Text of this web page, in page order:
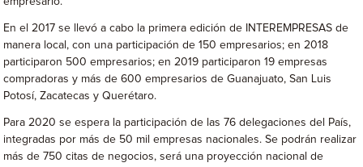
En el 2017 se llevó a cabo la primera edición de INTEREMPRESAS de
manera local, con una participación de 150 empresarios; en 2018
participaron 500 empresarios; en 2019 participaron 19 empresas
compradoras y más de 600 empresarios de Guanajuato, San Luis
Potosí, Zacatecas y Querétaro.
Para 2020 se espera la participación de las 76 delegaciones del País,
integradas por más de 50 mil empresas nacionales. Se podrán realizar
más de 750 citas de negocios, será una proyección nacional de